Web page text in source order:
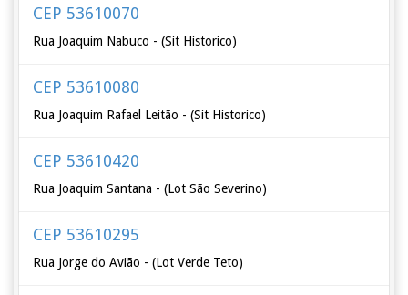
CEP 53610070
Rua Joaquim Nabuco - (Sit Historico)
CEP 53610080
Rua Joaquim Rafael Leitão - (Sit Historico)
CEP 53610420
Rua Joaquim Santana - (Lot São Severino)
CEP 53610295
Rua Jorge do Avião - (Lot Verde Teto)